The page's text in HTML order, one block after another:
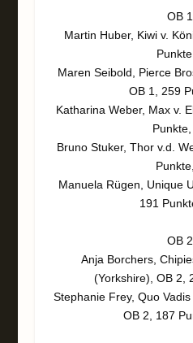
OB
Martin Huber, Kiwi v.
Maren Seibold, Pierce
OB 1, 259
Katharina Weber, Max v.
Bruno Stuker, Thor v.d.
Manuela Rügen, Unique
191
OB
Anja Borchers,
(Yorkshire), OB 2,
Stephanie Frey, Quo
OB 2, 187